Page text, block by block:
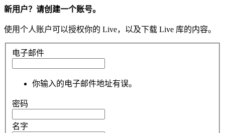
新用户？请创建一个账号。
使用个人账户可以授权你的 Live，以及下载 Live 库的内容。
电子邮件
你输入的电子邮件地址有误。
密码
名字